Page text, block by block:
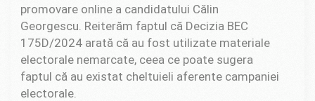
promovare online a candidatului Călin
Georgescu. Reiterăm faptul că Decizia BEC
175D/2024 arată că au fost utilizate materiale
electorale nemarcate, ceea ce poate sugera
faptul că au existat cheltuieli aferente campaniei
electorale.